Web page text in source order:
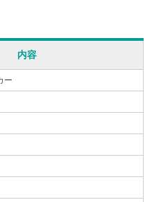
内容
ー